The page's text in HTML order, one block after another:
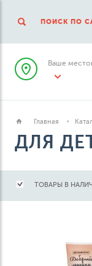
ПОИСК ПО
Ваше
Главная
ДЛЯ
ТОВАРЫ В